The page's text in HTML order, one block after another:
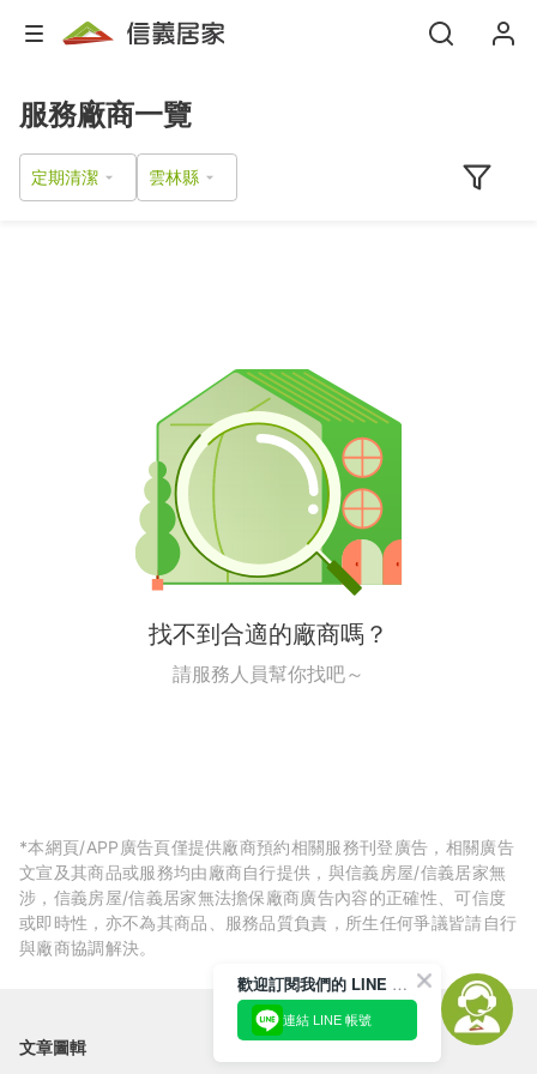
服務廠商一覽
定期清潔
找不到合適的廠商嗎？
請服務人員幫你找吧～
*本網頁/APP廣告頁僅提供廠商預約相關服務刊登廣告，相關廣告
文宣及其商品或服務均由廠商自行提供，與信義房屋/信義居家無
涉，信義房屋/信義居家無法擔保廠商廣告內容的正確性、可信度
或即時性，亦不為其商品、服務品質負責，所生任何爭議皆請自行
與廠商協調解決。
文章圖輯
歡迎訂閱我們的 LINE 官方帳號
連結 LINE 帳號